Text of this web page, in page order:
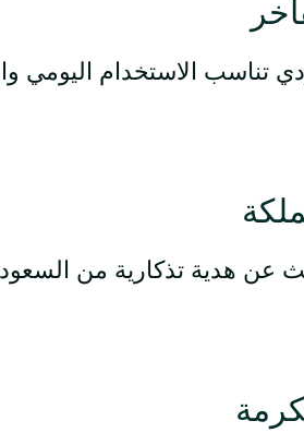
تناسب الاستخدام اليومي
عن هدية تذكارية من